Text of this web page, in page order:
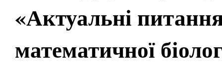
«Актуальні
математичної